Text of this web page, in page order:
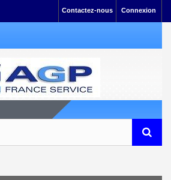
Connexion
Contactez-nous